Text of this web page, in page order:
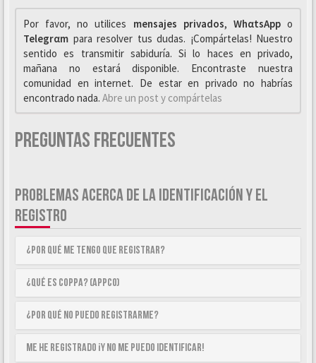
Por favor, no utilices mensajes privados, WhαtsAppo
Telegrαm para resolver tus dudas. ¡Compártelas! Nuestro
sentido es transmitir sabiduría. Si lo haces en privado,
mañana no estará disponible. Encontraste nuestra
comunidad en internet. De estar en privado no habrías
encontrado nada. Abre un post y compártelas
Preguntas Frecuentes
PROBLEMAS ACERCA DE LA IDENTIFICACIÓN Y EL
REGISTRO
¿Por qué me tengo que registrar?
¿Qué es COPPA? (APPCO)
¿Por qué no puedo registrarme?
Me he registrado ¡y no me puedo identificar!